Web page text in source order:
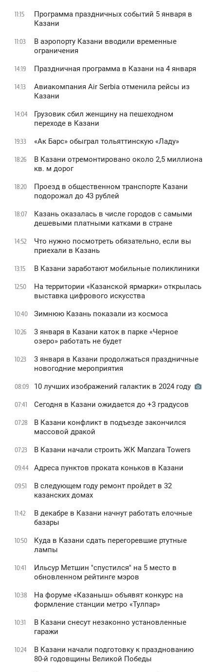
11:15
Программа праздничных событий 5 января в
Казани
11:03
В аэропорту Казани вводили временные
ограничения
14:19 Праздничная программа в Казани на 4 января
14:13
Авиакомпания Air Serbia отменила рейсы из
Казани
14:04
Грузовик сбил женщину на пешеходном
переходе в Казани
19:33 «Ак Барс» обыграл тольяттинскую «Ладу»
18:26
В Казани отремонтировано около 2,5 миллиона
кв. м дорог
18:20
Проезд в общественном транспорте Казани
подорожал до 43 рублей
18:07
Казань оказалась в числе городов с самыми
дешевыми платными катками в стране
14:52
Что нужно посмотреть обязательно, если вы
приехали в Казань
13:15 В Казани заработают мобильные поликлиники
12:50
На территории «Казанской ярмарки» открылась
выставка цифрового искусства
10:40 Зимнюю Казань показали из космоса
10:26
3 января в Казани каток в парке «Черное
oзеро» работать не будет
10:23
3 января в Казани продолжаться праздничные
новогодние мероприятия
08:09 10 лучших изображений галактик в 2024 году
07:41 Сегодня в Казани ожидается до +3 градусов
07:28
В Казани конфликт в подъезде закончился
массовой дракой
07:23 В Казани начали строить ЖК Manzara Towers
09:44 Адреса пунктов проката коньков в Казани
09:51
В следующем году ремонт пройдет в 32
казанских домах
11:42
В декабре в Казани начнут работать елочные
базары
10:50
Куда в Казани сдать перегоревшие ртутные
лампы
10:41
Ильсур Метшин "спустился" на 5 место в
обновленном рейтинге мэров
10:38
На форуме «Казаныш» объявят конкурс на
формление станции метро «Тулпар»
10:31
В Казани снесут незаконно установленные
гаражи
10:24
В Казани начали подготовку к празднованию
80-й годовщины Великой Победы